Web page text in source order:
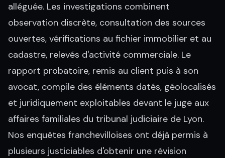
alléguée. Les investigations combinent
observation discrète, consultation des sources
ouvertes, vérifications au fichier immobilier et au
cadastre, relevés d'activité commerciale. Le
rapport probatoire, remis au client puis à son
avocat, compile des éléments datés, géolocalisés
et juridiquement exploitables devant le juge aux
affaires familiales du tribunal judiciaire de Lyon.
Nos enquêtes franchevilloises ont déjà permis à
plusieurs justiciables d'obtenir une révision